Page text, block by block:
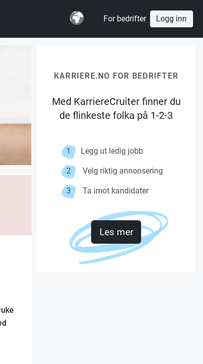
For bedrifter Logg inn
KARRIERE.NO FOR BEDRIFTER
Med KarriereCruiter finner du
de flinkeste folka på 1-2-3
1 Legg ut ledig jobb
2 Velg riktig annonsering
3 Ta imot kandidater
Les mer